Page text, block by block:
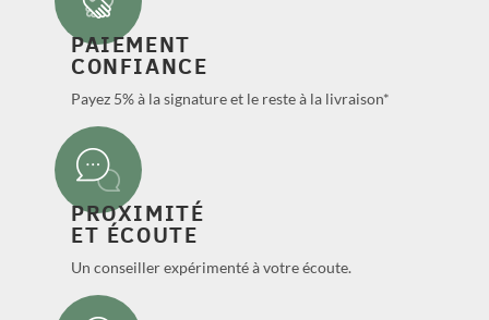
PAIEMENT
CONFIANCE
Payez 5% à la signature et le reste à la livraison*
PROXIMITÉ
ET ÉCOUTE
Un conseiller expérimenté à votre écoute.